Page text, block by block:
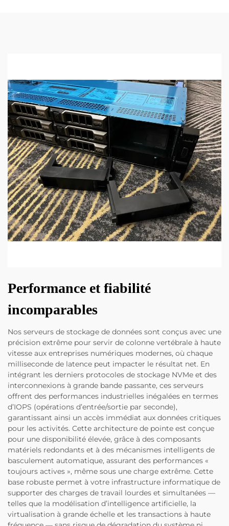
Performance et fiabilité
incomparables
Nos serveurs de stockage de données sont conçus avec une
précision extrême pour servir de colonne vertébrale à haute
vitesse aux entreprises numériques modernes, où chaque
milliseconde de latence peut impacter le résultat net. En
intégrant les derniers protocoles de stockage NVMe et des
interconnexions à grande bande passante, ces serveurs
offrent des performances industrielles inégalées en termes
d’IOPS (opérations d’entrée/sortie par seconde),
garantissant ainsi un accès immédiat aux données critiques
pour les activités. Cette architecture de pointe est conçue
pour une disponibilité élevée, grâce à des composants
matériels redondants et à des mécanismes intelligents de
basculement automatique, assurant des performances «
toujours actives », même sous une charge extrême. Cette
base robuste permet à votre infrastructure informatique de
supporter des charges de travail lourdes et simultanées —
telles que la modélisation d’intelligence artificielle, la
virtualisation à grande échelle et les transactions à haute